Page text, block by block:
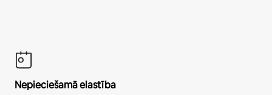
Nepieciešamā elastība